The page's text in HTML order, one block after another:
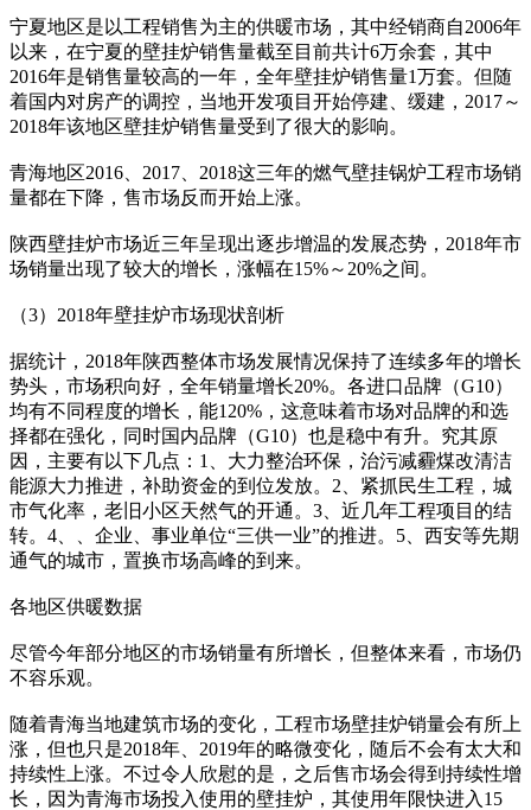
宁夏地区是以工程销售为主的供暖市场，其中经销商自2006年
以来，在宁夏的壁挂炉销售量截至目前共计6万余套，其中
2016年是销售量较高的一年，全年壁挂炉销售量1万套。但随
着国内对房产的调控，当地开发项目开始停建、缓建，2017～
2018年该地区壁挂炉销售量受到了很大的影响。
青海地区2016、2017、2018这三年的燃气壁挂锅炉工程市场销
量都在下降，售市场反而开始上涨。
陕西壁挂炉市场近三年呈现出逐步增温的发展态势，2018年市
场销量出现了较大的增长，涨幅在15%～20%之间。
（3）2018年壁挂炉市场现状剖析
据统计，2018年陕西整体市场发展情况保持了连续多年的增长
势头，市场积向好，全年销量增长20%。各进口品牌（G10）
均有不同程度的增长，能120%，这意味着市场对品牌的和选
择都在强化，同时国内品牌（G10）也是稳中有升。究其原
因，主要有以下几点：1、大力整治环保，治污减霾煤改清洁
能源大力推进，补助资金的到位发放。2、紧抓民生工程，城
市气化率，老旧小区天然气的开通。3、近几年工程项目的结
转。4、、企业、事业单位“三供一业”的推进。5、西安等先期
通气的城市，置换市场高峰的到来。
各地区供暖数据
尽管今年部分地区的市场销量有所增长，但整体来看，市场仍
不容乐观。
随着青海当地建筑市场的变化，工程市场壁挂炉销量会有所上
涨，但也只是2018年、2019年的略微变化，随后不会有太大和
持续性上涨。不过令人欣慰的是，之后售市场会得到持续性增
长，因为青海市场投入使用的壁挂炉，其使用年限快进入15